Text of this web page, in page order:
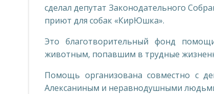
сделал депутат Законодательного
приют для собак «КирЮшка».
Это благотворительный фонд
животным, попавшим в трудные
Помощь организована совместно с
Алексаниным и неравнодушными